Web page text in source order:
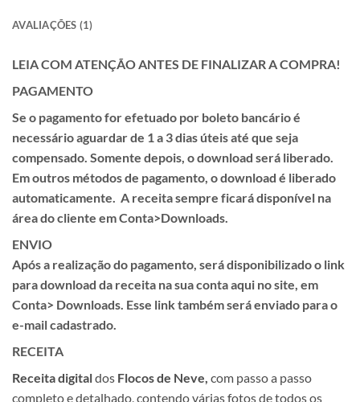
AVALIAÇÕES (1)
LEIA COM ATENÇÃO ANTES DE FINALIZAR A COMPRA!
PAGAMENTO
Se o pagamento for efetuado por boleto bancário é
necessário aguardar de 1 a 3 dias úteisaté que seja
compensado. Somente depois, o download será liberado.
Em outros métodos de pagamento, o download é liberado
automaticamente. A receita sempre ficará disponível na
área do cliente emConta>Downloads.
ENVIO
Após a realização do pagamento, será disponibilizado o link
para download da receita na sua conta aqui no site, em
Conta> Downloads. Esse link também será enviado para o
e-mail cadastrado.
RECEITA
Receitadigitaldos Flocos de Neve, com passo a passo
completo e detalhado, contendo várias fotos de todos os